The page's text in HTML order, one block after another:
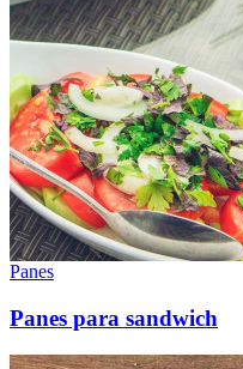
Panes
Panes para sandwich